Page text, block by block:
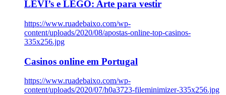
LEVI’s e LEGO: Arte para vestir
https://www.ruadebaixo.com/wp-
content/uploads/2020/08/apostas-online-top-casinos-
335x256.jpg
Casinos online em Portugal
https://www.ruadebaixo.com/wp-
content/uploads/2020/07/h0a3723-fileminimizer-335x256.jpg